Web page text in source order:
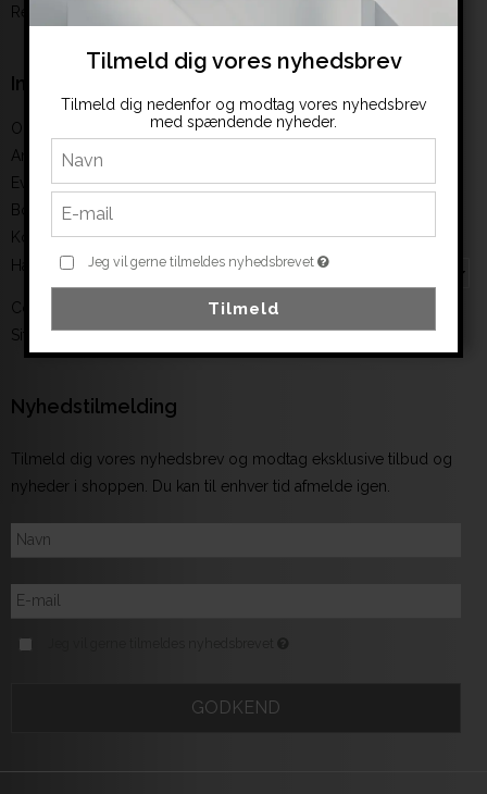
ReflectoCil
Information
Om os
Ansøg om bruger (B2B)
Events
Book en konsulenttime
Kontakt
Handelsbetingelser
Cookies politik
Sitemap
Nyhedstilmelding
Tilmeld dig vores nyhedsbrev og modtag eksklusive tilbud og
nyheder i shoppen. Du kan til enhver tid afmelde igen.
GODKEND
Tilmeld dig vores nyhedsbrev
Tilmeld dig nedenfor og modtag vores nyhedsbrev
med spændende nyheder.
Jeg vil gerne tilmeldes nyhedsbrevet
Tilmeld